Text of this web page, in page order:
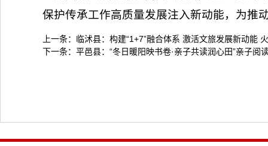
保护传承工作高质量发展注入新动能，为推
上一条： 临沭县：构建“1+7”融合体系 激活文旅发展新动能
下一条： 平邑县：“冬日暖阳映书卷·亲子共读润心田”亲子阅